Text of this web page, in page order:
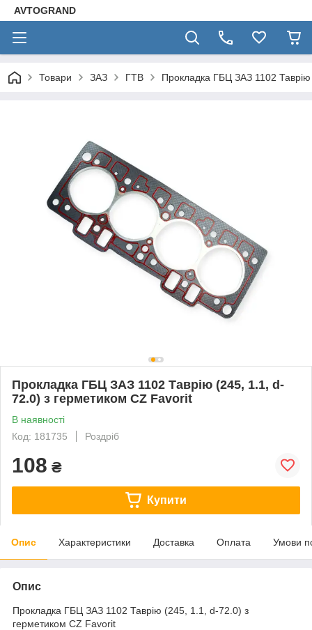
AVTOGRAND
Товари ЗАЗ ГТВ Прокладка ГБЦ ЗАЗ 1102
Прокладка ГБЦ ЗАЗ 1102 Таврію (245, 1.1, d-
72.0) з герметиком CZ Favorit
В наявності
Код: 181735
Роздріб
108 ₴
Купити
Опис Характеристики Доставка Оплата Умови
Опис
Прокладка ГБЦ ЗАЗ 1102 Таврію (245, 1.1, d-72.0) з
герметиком CZ Favorit